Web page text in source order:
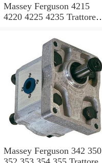
Massey Ferguson 4215
4220 4225 4235 Trattore
Valvola Di Controllo
Massey Ferguson 342 350